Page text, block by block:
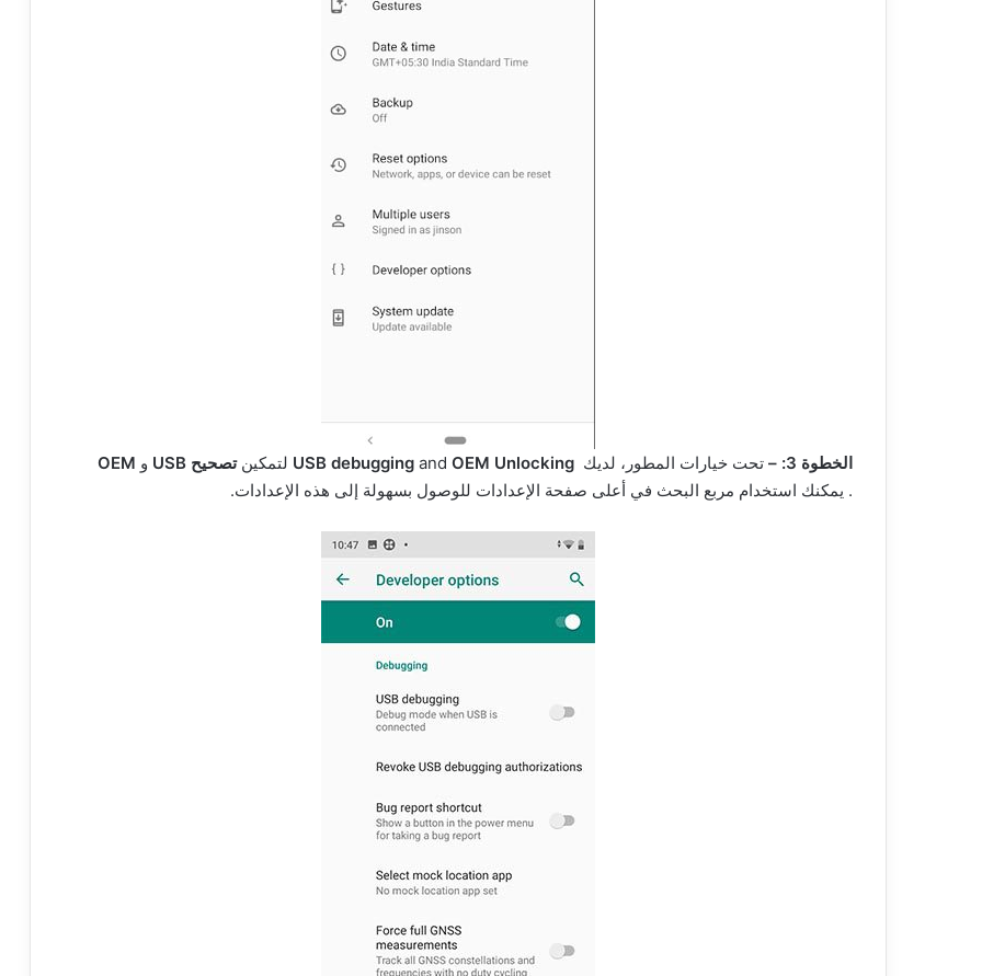
الخطوة 3: – تحت خيارات المطور، لديك USB debugging and OEM Unlocking لتمكينتصحيح USB و OEM
. يمكنك استخدام مربع البحث في أعلى صفحة الإعدادات للوصول بسهولة إلى هذه الإعدادات.